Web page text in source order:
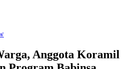
Anggota Koramil